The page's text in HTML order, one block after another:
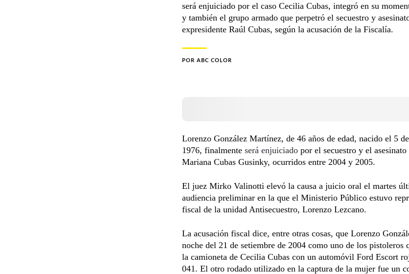
será enjuiciado por el caso Cecilia Cubas, integró en su
y también el grupo armado que perpetró el secuestro y
expresidente Raúl Cubas, según la acusación de la Fiscalía.
POR ABC COLOR
Lorenzo González Martínez, de 46 años de edad, nacido el 5
1976, finalmente será enjuiciado por el secuestro y el
Mariana Cubas Gusinky, ocurridos entre 2004 y 2005.
El juez Mirko Valinotti elevó la causa a juicio oral el martes
audiencia preliminar en la que el Ministerio Público estuvo
fiscal de la unidad Antisecuestro, Lorenzo Lezcano.
La acusación fiscal dice, entre otras cosas, que Lorenzo
noche del 21 de setiembre de 2004 como uno de los pistoleros
la camioneta de Cecilia Cubas con un automóvil Ford Escort
041. El otro rodado utilizado en la captura de la mujer fue un